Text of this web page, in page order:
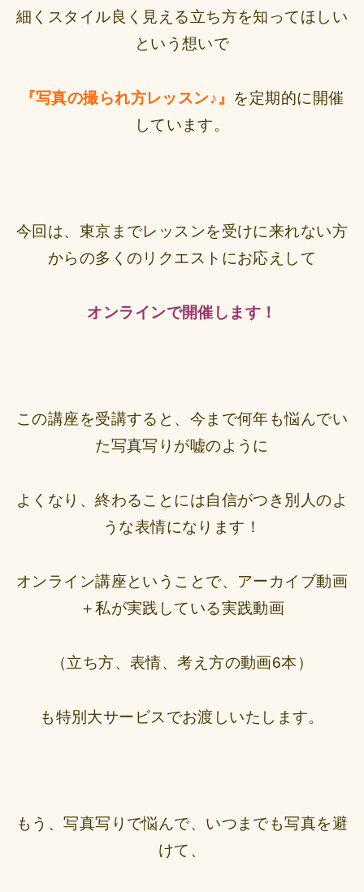
細くスタイル良く見える立ち方を知ってほしい
という想いで
『写真の撮られ方レッスン♪』 を定期的に開催
しています。
今回は、東京までレッスンを受けに来れない方
からの多くのリクエストにお応えして
オンラインで開催します！
この講座を受講すると、今まで何年も悩んでい
た写真写りが嘘のように
よくなり、終わることには自信がつき別人のよ
うな表情になります！
オンライン講座ということで、アーカイブ動画
＋私が実践している実践動画
（立ち方、表情、考え方の動画6本）
も特別大サービスでお渡しいたします。
もう、写真写りで悩んで、いつまでも写真を避
けて、